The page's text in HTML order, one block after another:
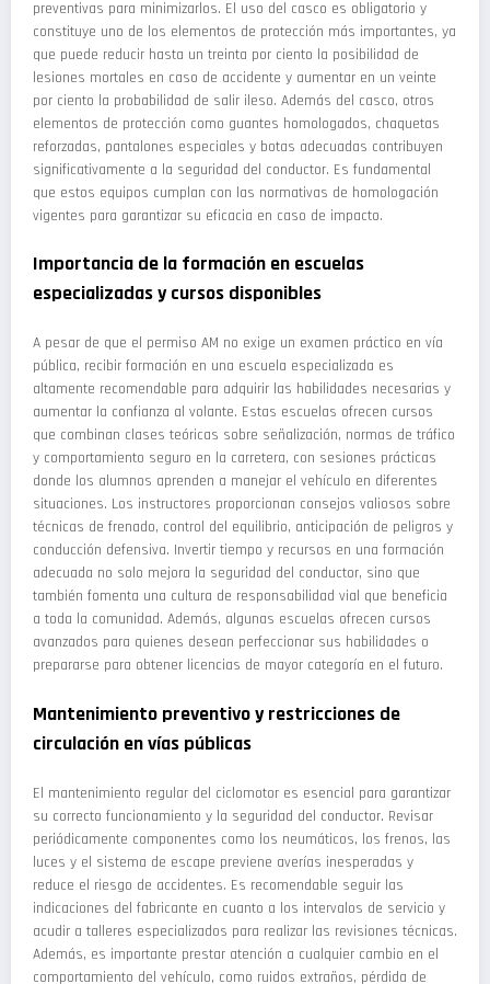
preventivas para minimizarlos. El uso del casco es obligatorio y
constituye uno de los elementos de protección más importantes, ya
que puede reducir hasta un treinta por ciento la posibilidad de
lesiones mortales en caso de accidente y aumentar en un veinte
por ciento la probabilidad de salir ileso. Además del casco, otros
elementos de protección como guantes homologados, chaquetas
reforzadas, pantalones especiales y botas adecuadas contribuyen
significativamente a la seguridad del conductor. Es fundamental
que estos equipos cumplan con las normativas de homologación
vigentes para garantizar su eficacia en caso de impacto.
Importancia de la formación en escuelas
especializadas y cursos disponibles
A pesar de que el permiso AM no exige un examen práctico en vía
pública, recibir formación en una escuela especializada es
altamente recomendable para adquirir las habilidades necesarias y
aumentar la confianza al volante. Estas escuelas ofrecen cursos
que combinan clases teóricas sobre señalización, normas de tráfico
y comportamiento seguro en la carretera, con sesiones prácticas
donde los alumnos aprenden a manejar el vehículo en diferentes
situaciones. Los instructores proporcionan consejos valiosos sobre
técnicas de frenado, control del equilibrio, anticipación de peligros y
conducción defensiva. Invertir tiempo y recursos en una formación
adecuada no solo mejora la seguridad del conductor, sino que
también fomenta una cultura de responsabilidad vial que beneficia
a toda la comunidad. Además, algunas escuelas ofrecen cursos
avanzados para quienes desean perfeccionar sus habilidades o
prepararse para obtener licencias de mayor categoría en el futuro.
Mantenimiento preventivo y restricciones de
circulación en vías públicas
El mantenimiento regular del ciclomotor es esencial para garantizar
su correcto funcionamiento y la seguridad del conductor. Revisar
periódicamente componentes como los neumáticos, los frenos, las
luces y el sistema de escape previene averías inesperadas y
reduce el riesgo de accidentes. Es recomendable seguir las
indicaciones del fabricante en cuanto a los intervalos de servicio y
acudir a talleres especializados para realizar las revisiones técnicas.
Además, es importante prestar atención a cualquier cambio en el
comportamiento del vehículo, como ruidos extraños, pérdida de